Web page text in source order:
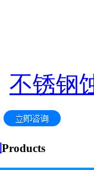
不锈钢
Products